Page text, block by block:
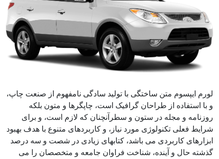
لورم ایپسوم متن ساختگی با تولید سادگی نامفهوم از صنعت چاپ،
و با استفاده از طراحان گرافیک است، چاپگرها و متون بلکه
روزنامه و مجله در ستون و سطرآنچنان که لازم است، و برای
شرایط فعلی تکنولوژی مورد نیاز، و کاربردهای متنوع با هدف بهبود
ابزارهای کاربردی می باشد، کتابهای زیادی در شصت و سه درصد
گذشته حال و آینده، شناخت فراوان جامعه و متخصصان را می